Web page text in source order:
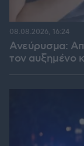
Ανεύρυσμα:
τον αυξημένο
08.08.2026, 16:24